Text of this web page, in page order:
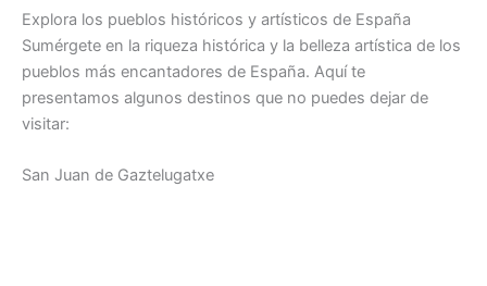
Explora los pueblos históricos y artísticos de España
Sumérgete en la riqueza histórica y la belleza artística de los
pueblos más encantadores de España. Aquí te
presentamos algunos destinos que no puedes dejar de
visitar:
San Juan de Gaztelugatxe